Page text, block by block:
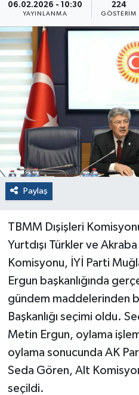
06.02.2026 - 10:30
YAYINLANMA
224
GÖSTERIM
Paylaş
TBMM Dışişleri
Yurtdışı Türkler ve
Komisyonu, İYİ Parti
Ergun başkanlığında
gündem maddelerinden
Başkanlığı seçimi oldu.
Metin Ergun, oylama
oylama sonucunda AK
Seda Gören, Alt
seçildi.